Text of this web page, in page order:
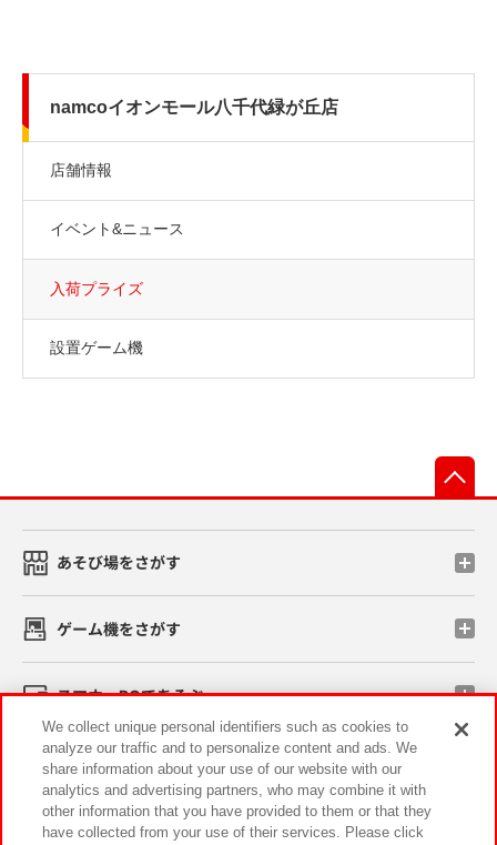
namcoイオンモール八千代緑が丘店
店舗情報
イベント&ニュース
入荷プライズ
設置ゲーム機
あそび場をさがす
ゲーム機をさがす
スマホ・PCであそぶ
イベント・キャンペーン
We collect unique personal identifiers such as cookies to
analyze our traffic and to personalize content and ads. We
share information about your use of our website with our
analytics and advertising partners, who may combine it with
other information that you have provided to them or that they
have collected from your use of their services. Please click